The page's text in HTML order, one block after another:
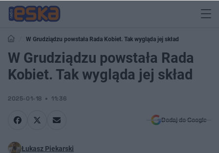
W Grudziądzu powstała Rada Kobiet. Tak wygląda jej skład
W Grudziądzu powstała Rada
Kobiet. Tak wygląda jej skład
2025-01-18 11:36
Dodaj do Google
Łukasz Piekarski